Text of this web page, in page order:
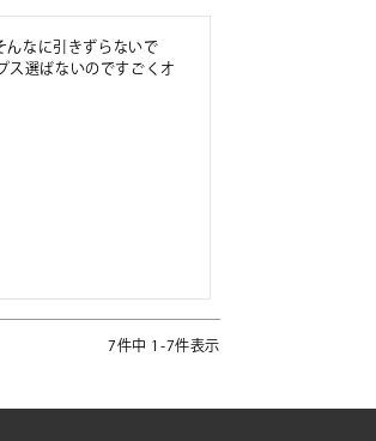
んなに引きずらないで
ス選ばないのですごくオ
7件中 1 -7件表示